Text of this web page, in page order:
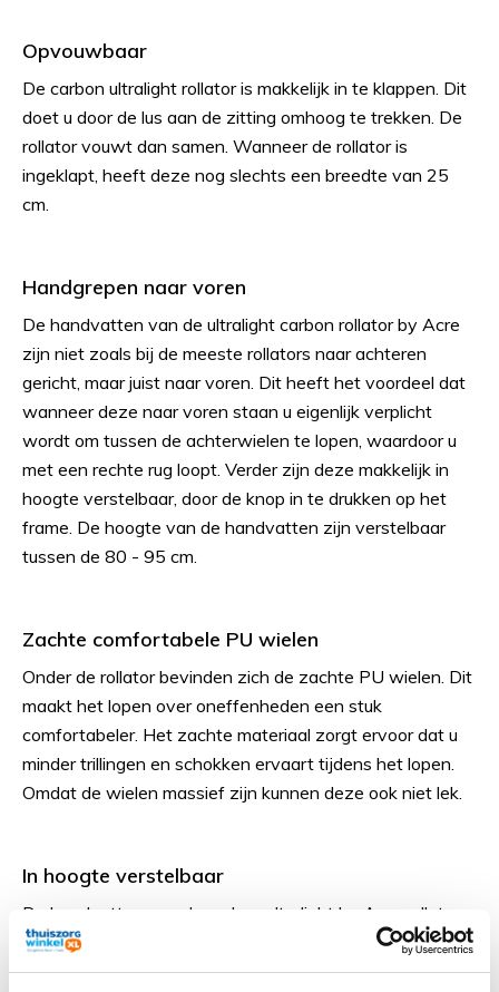
Opvouwbaar
De carbon ultralight rollator is makkelijk in te klappen. Dit
doet u door de lus aan de zitting omhoog te trekken. De
rollator vouwt dan samen. Wanneer de rollator is
ingeklapt, heeft deze nog slechts een breedte van 25
cm.
Handgrepen naar voren
De handvatten van de ultralight carbon rollator by Acre
zijn niet zoals bij de meeste rollators naar achteren
gericht, maar juist naar voren. Dit heeft het voordeel dat
wanneer deze naar voren staan u eigenlijk verplicht
wordt om tussen de achterwielen te lopen, waardoor u
met een rechte rug loopt. Verder zijn deze makkelijk in
hoogte verstelbaar, door de knop in te drukken op het
frame. De hoogte van de handvatten zijn verstelbaar
tussen de 80 - 95 cm.
Zachte comfortabele PU wielen
Onder de rollator bevinden zich de zachte PU wielen. Dit
maakt het lopen over oneffenheden een stuk
comfortabeler. Het zachte materiaal zorgt ervoor dat u
minder trillingen en schokken ervaart tijdens het lopen.
Omdat de wielen massief zijn kunnen deze ook niet lek.
In hoogte verstelbaar
De handvatten van de carbon ultralight by Acre rollator
zijn makkelijk in hoogte te verstellen door middel van de
drukknoppen aan het frame. Zorg er altijd voor dat de